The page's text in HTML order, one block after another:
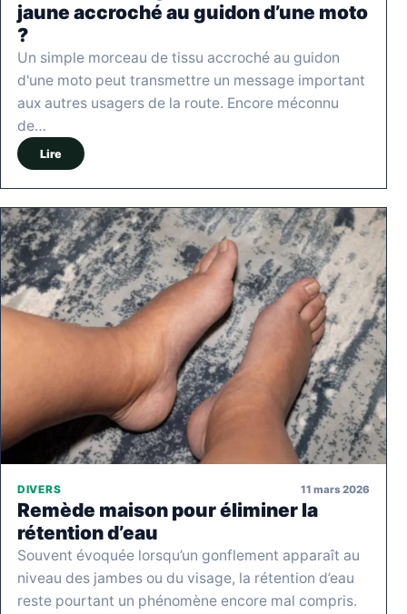
jaune accroché au guidon d’une moto
?
Un simple morceau de tissu accroché au guidon
d'une moto peut transmettre un message important
aux autres usagers de la route. Encore méconnu
de…
Lire
DIVERS 11 mars 2026
Remède maison pour éliminer la
rétention d’eau
Souvent évoquée lorsqu’un gonflement apparaît au
niveau des jambes ou du visage, la rétention d’eau
reste pourtant un phénomène encore mal compris.